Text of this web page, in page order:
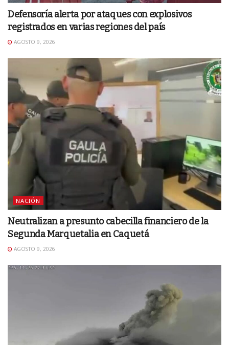
Defensoría alerta por ataques con explosivos
registrados en varias regiones del país
AGOSTO 9, 2026
NACIÓN
Neutralizan a presunto cabecilla financiero de la
Segunda Marquetalia en Caquetá
AGOSTO 9, 2026